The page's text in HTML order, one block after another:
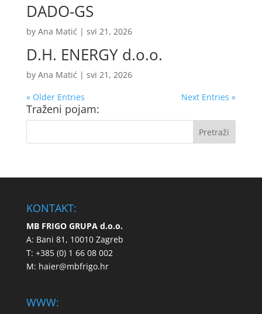
DADO-GS
by Ana Matić | svi 21, 2026
D.H. ENERGY d.o.o.
by Ana Matić | svi 21, 2026
« Older Entries
Next Entries »
Traženi pojam:
KONTAKT:
MB FRIGO GRUPA d.o.o.
A: Bani 81, 10010 Zagreb
T: +385 (0) 1 66 08 002
M: haier@mbfrigo.hr
WWW: